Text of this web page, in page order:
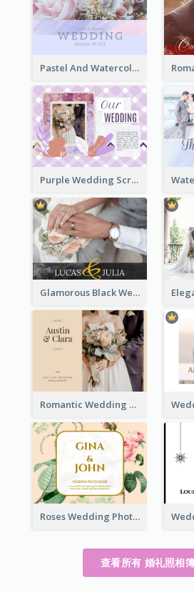
Pastel And Watercolor Wedding Photo Book
Purple Wedding Scrapping Photo Book
Glamorous Black Wedding Photo Book
Romantic Wedding Anniversary Photo Book
Roses Wedding Photo Book
查看所有 婚礼照相